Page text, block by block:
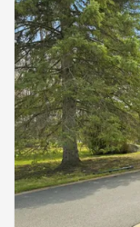
remise.
immédiate de